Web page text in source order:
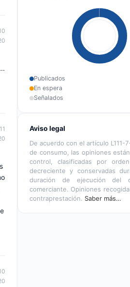
Publicados
En espera
Señalados
Aviso legal
De acuerdo con el artículo L111-
de consumo, las opiniones
control, clasificadas por
decreciente y conservadas
duración de ejecución del
comerciante. Opiniones
contraprestación. Saber más…